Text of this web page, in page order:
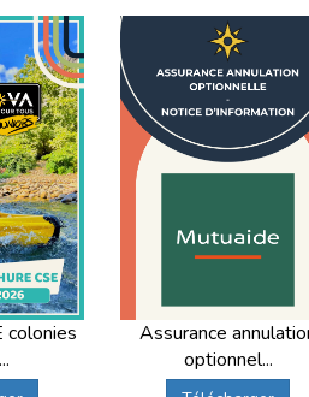
colonies
Assurance
optionnel...